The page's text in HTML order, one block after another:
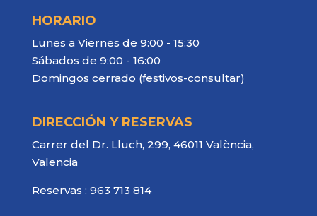
HORARIO
Lunes a Viernes de 9:00 - 15:30
Sábados de 9:00 - 16:00
Domingos cerrado (festivos-consultar)
DIRECCIÓN Y RESERVAS
Carrer del Dr. Lluch, 299, 46011 València,
Valencia
Reservas : 963 713 814